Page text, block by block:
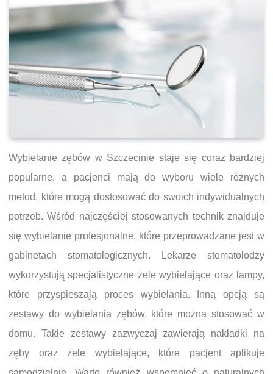
Wybielanie zębów w Szczecinie staje się coraz bardziej
popularne, a pacjenci mają do wyboru wiele różnych
metod, które mogą dostosować do swoich indywidualnych
potrzeb. Wśród najczęściej stosowanych technik znajduje
się wybielanie profesjonalne, które przeprowadzane jest w
gabinetach stomatologicznych. Lekarze stomatolodzy
wykorzystują specjalistyczne żele wybielające oraz lampy,
które przyspieszają proces wybielania. Inną opcją są
zestawy do wybielania zębów, które można stosować w
domu. Takie zestawy zazwyczaj zawierają nakładki na
zęby oraz żele wybielające, które pacjent aplikuje